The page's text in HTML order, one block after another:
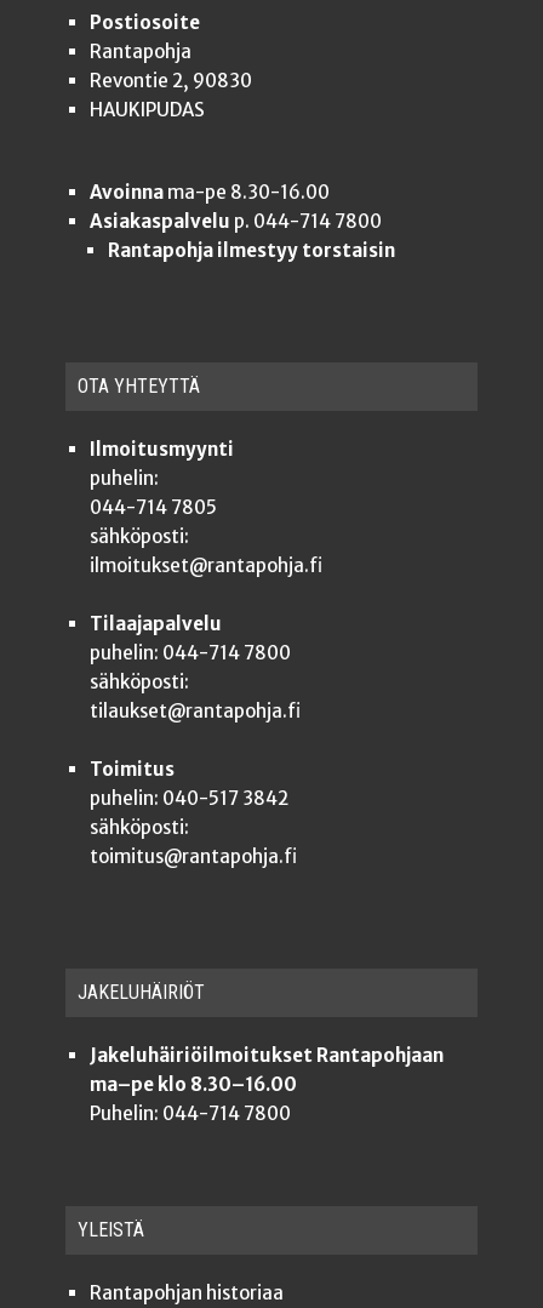
Postiosoite
Rantapohja
Revontie 2, 90830
HAUKIPUDAS
Avoinnama-pe 8.30-16.00
Asiakaspalvelu p. 044-714 7800
Rantapohja ilmestyy torstaisin
OTA YHTEYT­TÄ
Ilmoitusmyynti
puhelin:
044-714 7805
sähköposti:
ilmoitukset@rantapohja.fi
Tilaajapalvelu
puhelin: 044-714 7800
sähköposti:
tilaukset@rantapohja.fi
Toimitus
puhelin: 040-517 3842
sähköposti:
toimitus@rantapohja.fi
JAKE­LU­HÄI­RIÖT
Jakeluhäiriöilmoitukset Rantapohjaan
ma–pe klo 8.30–16.00
Puhelin: 044-714 7800
YLEISTÄ
Ran­ta­poh­jan historiaa